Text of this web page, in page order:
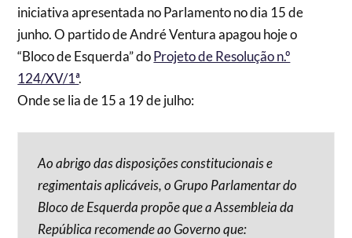
iniciativa apresentada no Parlamento no dia 15 de
junho. O partido de André Ventura apagou hoje o
“Bloco de Esquerda” doProjeto de Resolução n.º
124/XV/1ª.
Onde se lia de 15 a 19 de julho:
Ao abrigo das disposições constitucionais e
regimentais aplicáveis, o Grupo Parlamentar do
Bloco de Esquerda propõe que a Assembleia da
República recomende ao Governo que: